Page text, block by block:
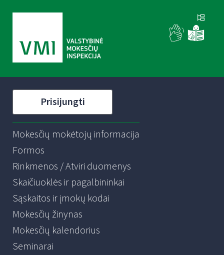
Prisijungti
Mokesčių mokėtojų informacija
Formos
Rinkmenos / Atviri duomenys
Skaičiuoklės ir pagalbininkai
Sąskaitos ir įmokų kodai
Mokesčių žinynas
Mokesčių kalendorius
Seminarai